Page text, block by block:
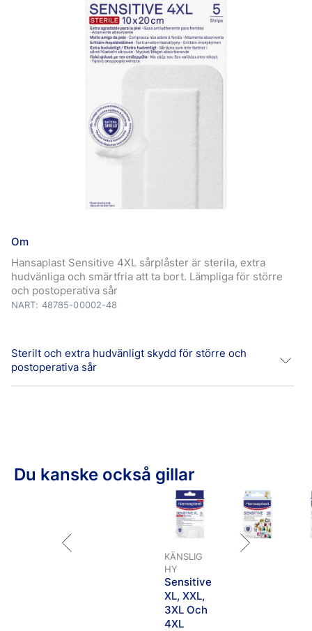
Om
Hansaplast Sensitive 4XL sårplåster är sterila, extra
hudvänliga och smärtfria att ta bort. Lämpliga för större
och postoperativa sår
NART: 48785-00002-48
Sterilt och extra hudvänligt skydd för större och
postoperativa sår
sårkudden dämpar såret utan att fastna i det, vilket ger
hög komfort under användning. Plåstren finns i fyra olika
storlekar, som sluter tätt runt såret för att skydda mot
kontaminering och infektion: - XL - 6 x 7 cm - XXL - 8 x
10 cm - 3XL - 10 x 15 cm - 4XL - 10 x 20 cm
Du kanske också gillar
KÄNSLIG
HY
Sensitive
XL, XXL,
3XL Och
4XL